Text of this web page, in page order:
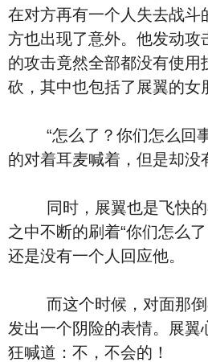
在对方再有一个人失去战斗
方也出现了意外。他发动攻
的攻击竟然全部都没有使用
砍，其中也包括了展翼的女
“怎么了？你们怎么回
的对着耳麦喊着，但是却没
同时，展翼也是飞快的
之中不断的刷着“你们怎么
还是没有一个人回应他。
而这个时候，对面那倒
发出一个阴险的表情。展翼
狂喊道：不，不会的！